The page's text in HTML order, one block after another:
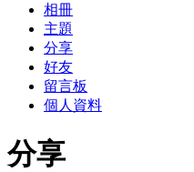
相冊
主題
分享
好友
留言板
個人資料
分享